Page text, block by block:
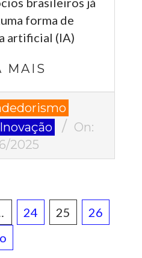
forma de
artificial (IA)
MAIS
On:
2025
24 25
26